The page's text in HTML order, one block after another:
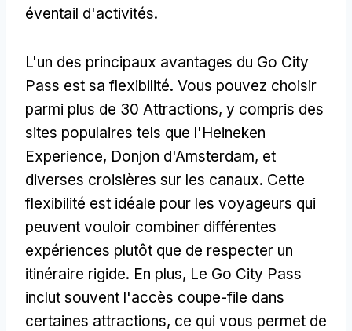
éventail d'activités.
L'un des principaux avantages du Go City
Pass est sa flexibilité. Vous pouvez choisir
parmi plus de 30 Attractions, y compris des
sites populaires tels que l'Heineken
Experience, Donjon d'Amsterdam, et
diverses croisières sur les canaux. Cette
flexibilité est idéale pour les voyageurs qui
peuvent vouloir combiner différentes
expériences plutôt que de respecter un
itinéraire rigide. En plus, Le Go City Pass
inclut souvent l'accès coupe-file dans
certaines attractions, ce qui vous permet de